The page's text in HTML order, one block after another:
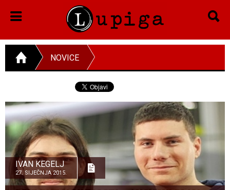
NOVICE
IVAN KEGELJ
27. SIJEČNJA 2015.